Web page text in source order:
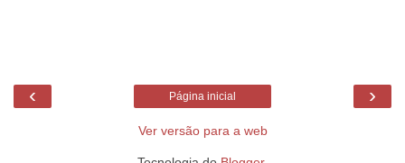
‹ ›
Página inicial
Ver versão para a web